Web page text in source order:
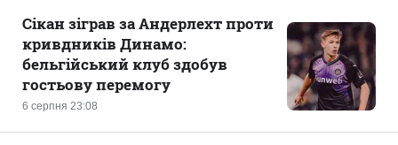
6 серпня 23:08
Сікан зіграв за Андерлехт проти
кривдників Динамо:
бельгійський клуб здобув
гостьову перемогу